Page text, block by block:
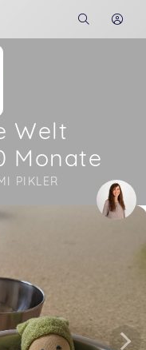
Welt
Monate
PIKLER
here...